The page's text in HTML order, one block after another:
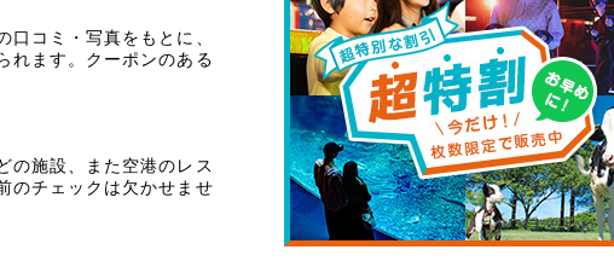
コミ・写真をもとに、
れます。クーポンのある
の施設、また空港のレス
のチェックは欠かせませ